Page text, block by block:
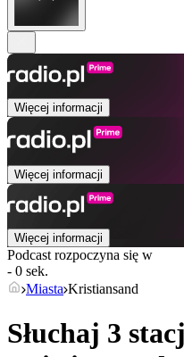
Więcej informacji
Więcej informacji
Więcej informacji
Podcast rozpoczyna się w
- 0 sek.
Miasta Kristiansand
Słuchaj 3